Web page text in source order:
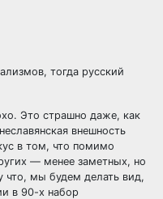
тогда русский
Это страшно даже, как
внешность
в том, что помимо
— менее заметных, но
что, мы будем делать вид,
в 90-х набор